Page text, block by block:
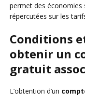
permet des
répercutées sur les
Conditions
obtenir un
gratuit
L’obtention d’un